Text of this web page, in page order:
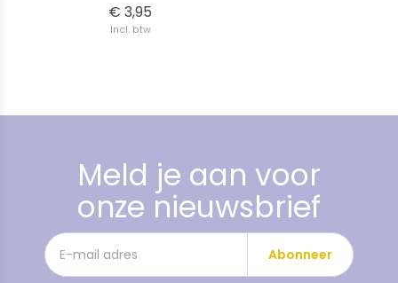
€ 3,95
Incl. btw
Meld je aan voor
onze nieuwsbrief
Abonneer